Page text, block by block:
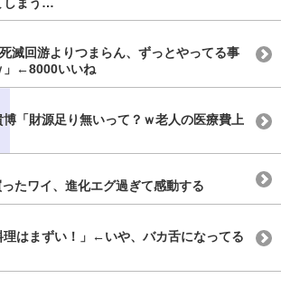
滅回游よりつまらん、ずっとやってる事
」←8000いいね
「財源足り無いって？ｗ老人の医療費上
たワイ、進化エグ過ぎて感動する
理はまずい！」←いや、バカ舌になってる